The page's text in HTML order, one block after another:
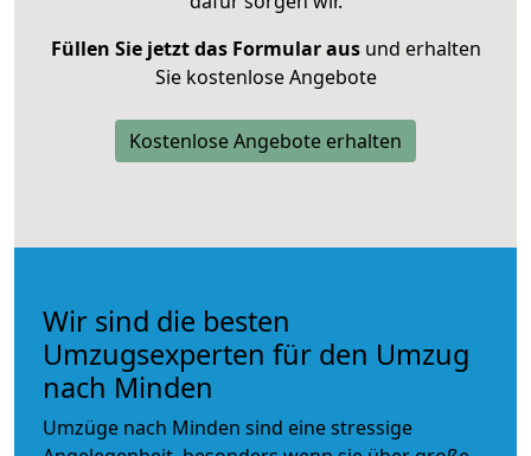
Füllen Sie jetzt das Formular ausund erhalten
Sie kostenlose Angebote
Kostenlose Angebote erhalten
Wir sind die besten
Umzugsexperten für den Umzug
nach Minden
Umzüge nach Minden sind eine stressige